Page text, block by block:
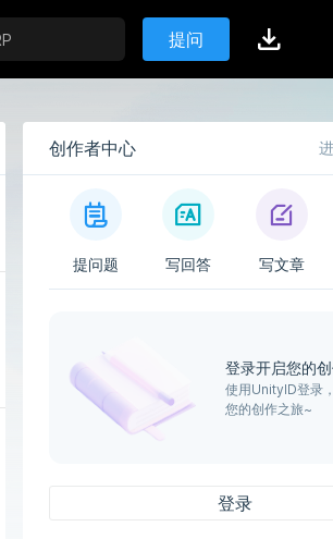
提问
创作者中心
提问题 写回答 写文章
登录开启您的
使用UnityID登录
您的创作之旅~
登录